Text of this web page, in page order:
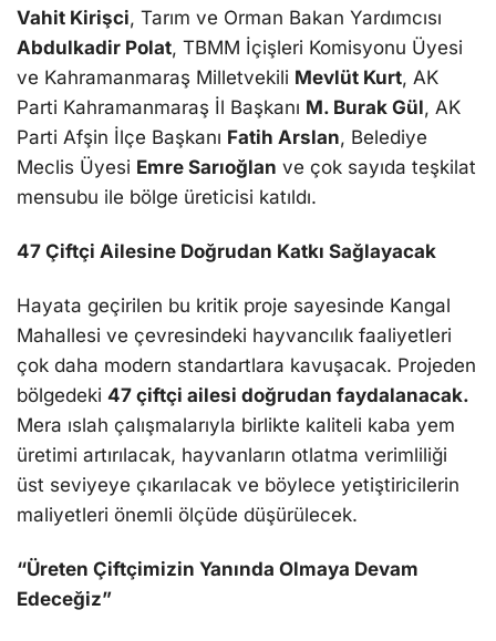
Vahit Kirişci, Tarım ve Orman Bakan Yardımcısı
Abdulkadir Polat, TBMM İçişleri Komisyonu Üyesi
ve Kahramanmaraş Milletvekili Mevlüt Kurt, AK
Parti Kahramanmaraş İl Başkanı M. Burak Gül, AK
Parti Afşin İlçe Başkanı Fatih Arslan, Belediye
Meclis Üyesi Emre Sarıoğlan ve çok sayıda teşkilat
mensubu ile bölge üreticisi katıldı.
47 Çiftçi Ailesine Doğrudan Katkı Sağlayacak
Hayata geçirilen bu kritik proje sayesinde Kangal
Mahallesi ve çevresindeki hayvancılık faaliyetleri
çok daha modern standartlara kavuşacak. Projeden
bölgedeki 47 çiftçi ailesi doğrudan faydalanacak.
Mera ıslah çalışmalarıyla birlikte kaliteli kaba yem
üretimi artırılacak, hayvanların otlatma verimliliği
üst seviyeye çıkarılacak ve böylece yetiştiricilerin
maliyetleri önemli ölçüde düşürülecek.
“Üreten Çiftçimizin Yanında Olmaya Devam
Edeceğiz”